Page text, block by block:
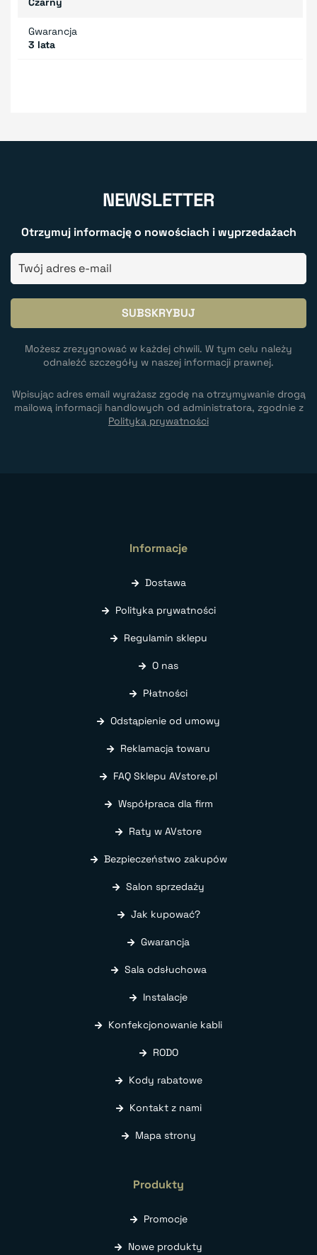
Gwarancja
3 lata
NEWSLETTER
Otrzymuj informację o nowościach i wyprzedażach
Możesz zrezygnować w każdej chwili. W tym celu należy
odnaleźć szczegóły w naszej informacji prawnej.
Wpisując adres email wyrażasz zgodę na otrzymywanie drogą
mailową informacji handlowych od administratora, zgodnie z
Polityką prywatności
Informacje
Dostawa
Polityka prywatności
Regulamin sklepu
O nas
Płatności
Odstąpienie od umowy
Reklamacja towaru
FAQ Sklepu AVstore.pl
Współpraca dla firm
Raty w AVstore
Bezpieczeństwo zakupów
Salon sprzedaży
Jak kupować?
Gwarancja
Sala odsłuchowa
Instalacje
Konfekcjonowanie kabli
RODO
Kody rabatowe
Kontakt z nami
Mapa strony
Produkty
Promocje
Nowe produkty